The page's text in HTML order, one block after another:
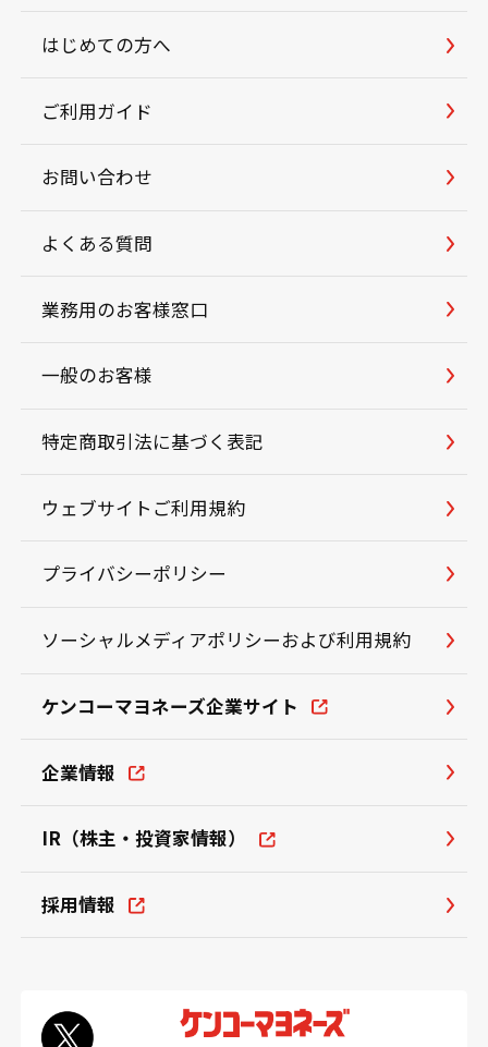
はじめての方へ
ご利用ガイド
お問い合わせ
よくある質問
業務用のお客様窓口
一般のお客様
特定商取引法に基づく表記
ウェブサイトご利用規約
プライバシーポリシー
ソーシャルメディアポリシーおよび利用規約
ケンコーマヨネーズ企業サイト
企業情報
IR（株主・投資家情報）
採用情報